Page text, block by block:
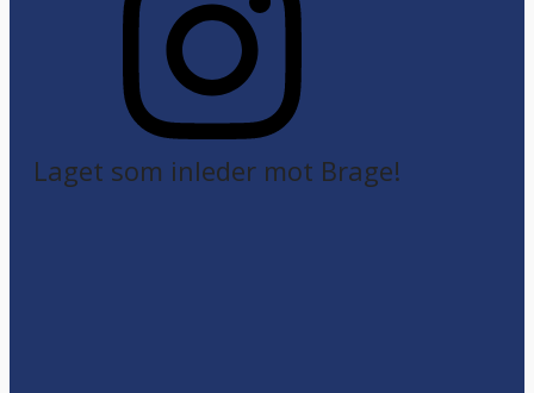
Laget som inleder mot Brage!